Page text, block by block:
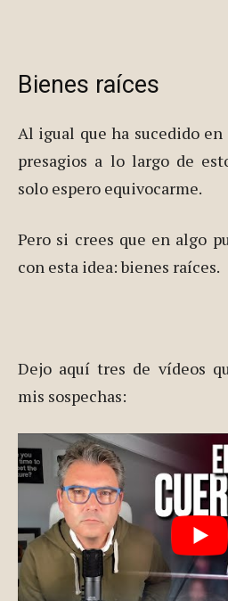
Bienes raíces
Al igual que ha sucedido
presagios a lo largo de
solo espero equivocarme.
Pero si crees que en algo
con esta idea: bienes raíces.
Dejo aquí tres de vídeos
mis sospechas: